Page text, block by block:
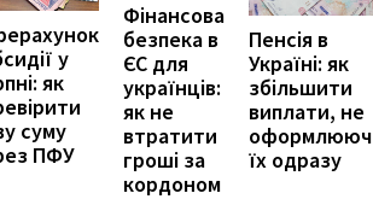
у
як
суму
ПФУ
Фінансова
безпека в
ЄС для
українців:
як не
втратити
гроші за
кордоном
Пенсія в
Україні: як
збільшити
виплати, не
їх одразу